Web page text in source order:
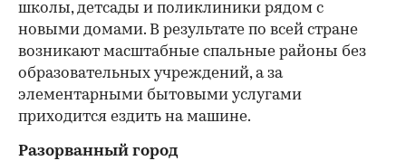
школы, детсады и поликлиники рядом с
новыми домами. В результате по всей стране
возникают масштабные спальные районы без
образовательных учреждений, а за
элементарными бытовыми услугами
приходится ездить на машине.
Разорванный город